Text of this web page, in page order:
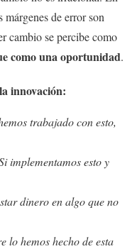
márgenes de error son
cambio se percibe como
como una oportunidad.
innovación:
trabajado con esto,
implementamos esto y
dinero en algo que no
lo hemos hecho de esta